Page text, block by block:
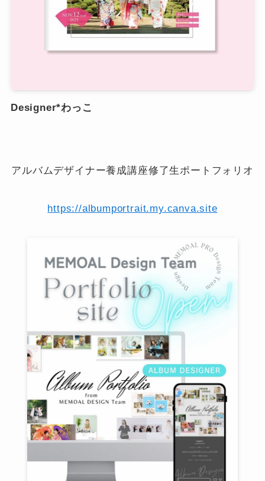
Designer*わっこ
アルバムデザイナー養成講座修了生ポートフォリオ
https://albumportrait.my.canva.site